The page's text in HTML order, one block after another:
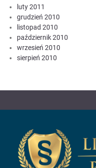
luty 2011
grudzień 2010
listopad 2010
październik 2010
wrzesień 2010
sierpień 2010